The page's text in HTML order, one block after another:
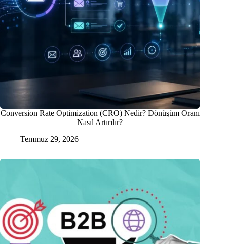
Conversion Rate Optimization (CRO) Nedir? Dönüşüm Oranı
Nasıl Artırılır?
Temmuz 29, 2026